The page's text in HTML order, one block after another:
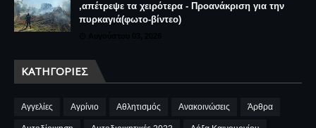
,απέτρεψε τα χειρότερα - Προανάκριση για την
πυρκαγιά(φωτο-βίντεο)
ΚΑΤΗΓΟΡΊΕΣ
Αγγελίες Αγρίνιο Αθλητισμός Ανακοινώσεις Άρθρα